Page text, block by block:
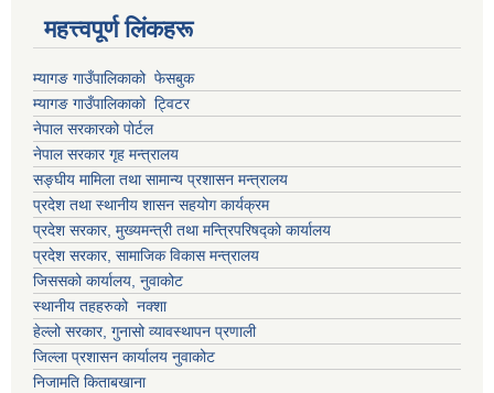
महत्त्वपूर्ण लिंकहरू
म्यागङ गाउँपालिकाको फेसबुक
म्यागङ गाउँपालिकाको ट्विटर
नेपाल सरकारको पोर्टल
नेपाल सरकार गृह मन्त्रालय
सङ्घीय मामिला तथा सामान्य प्रशासन मन्त्रालय
प्रदेश तथा स्थानीय शासन सहयोग कार्यक्रम
प्रदेश सरकार, मुख्यमन्त्री तथा मन्त्रिपरिषद्को कार्यालय
प्रदेश सरकार, सामाजिक विकास मन्त्रालय
जिससको कार्यालय, नुवाकोट
स्थानीय तहहरुको नक्शा
हेल्लो सरकार, गुनासो व्यावस्थापन प्रणाली
जिल्ला प्रशासन कार्यालय नुवाकोट
निजामति किताबखाना